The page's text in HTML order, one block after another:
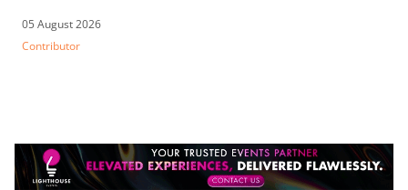
05 August 2026
Contributor